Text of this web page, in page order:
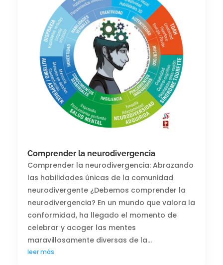
Comprender la neurodivergencia
Comprender la neurodivergencia: Abrazando
las habilidades únicas de la comunidad
neurodivergente ¿Debemos comprender la
neurodivergencia? En un mundo que valora la
conformidad, ha llegado el momento de
celebrar y acoger las mentes
maravillosamente diversas de la...
leer más